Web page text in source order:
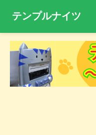
テンプルナイツ